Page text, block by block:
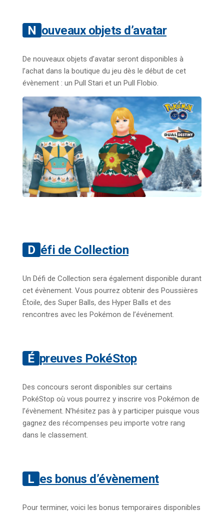
Nouveaux objets d’avatar
De nouveaux objets d’avatar seront disponibles à
l’achat dans la boutique du jeu dès le début de cet
évènement : un Pull Stari et un Pull Flobio.
Défi de Collection
Un Défi de Collection sera également disponible durant
cet évènement. Vous pourrez obtenir des Poussières
Étoile, des Super Balls, des Hyper Balls et des
rencontres avec les Pokémon de l’événement.
Épreuves PokéStop
Des concours seront disponibles sur certains
PokéStop où vous pourrez y inscrire vos Pokémon de
l’évènement. N’hésitez pas à y participer puisque vous
gagnez des récompenses peu importe votre rang
dans le classement.
Les bonus d’évènement
Pour terminer, voici les bonus temporaires disponibles